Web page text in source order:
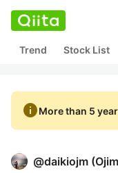
Trend Stock List
infoMore than 5
@daikiojm (